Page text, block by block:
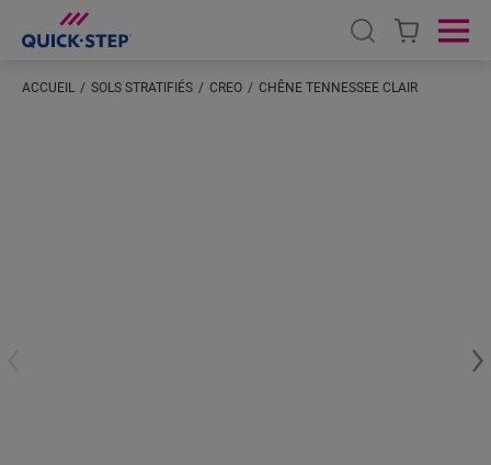
Open search
ACCUEIL SOLS STRATIFIÉS CREO CHÊNE TENNESSEE CLAIR